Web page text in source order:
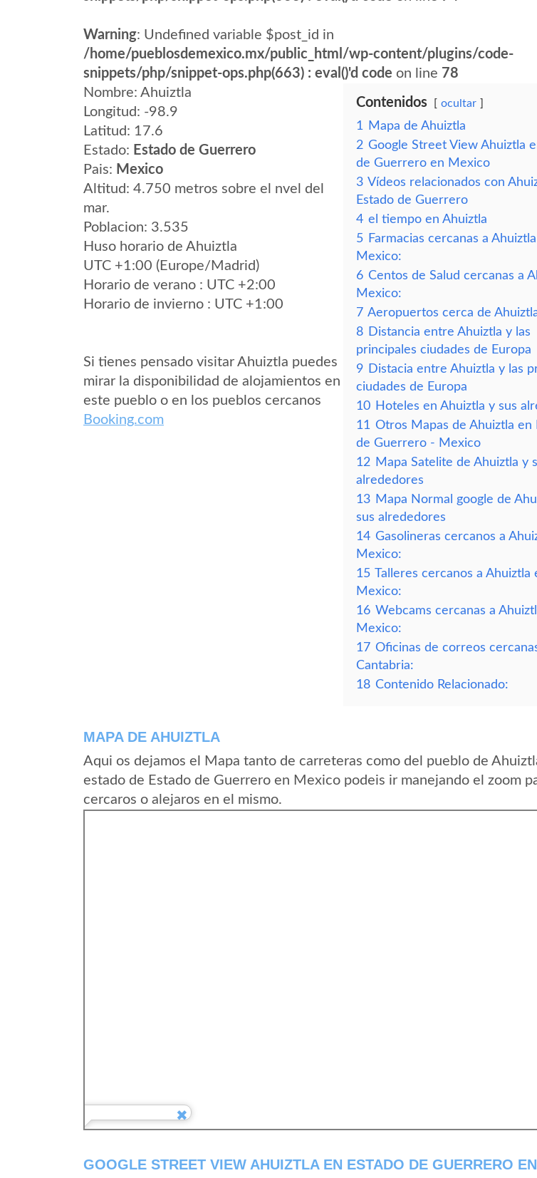
Warning: Undefined variable $post_id in
/home/pueblosdemexico.mx/public_html/wp-content/plugins/code-
snippets/php/snippet-ops.php(663) : eval()'d code on line 78
Nombre: Ahuiztla
Longitud: -98.9
Latitud: 17.6
Estado: Estado de Guerrero
Pais: Mexico
Altitud: 4.750 metros sobre el nvel del
mar.
Poblacion: 3.535
Huso horario de Ahuiztla
UTC +1:00 (Europe/Madrid)
Horario de verano : UTC +2:00
Horario de invierno : UTC +1:00
Si tienes pensado visitar Ahuiztla puedes
mirar la disponibilidad de alojamientos en
este pueblo o en los pueblos cercanos
Booking.com
Contenidos ocultar
1
Mapa de Ahuiztla
2 Google Street View Ahuiztla
de Guerrero en Mexico
3 Vídeos relacionados con
Estado de Guerrero
4 el tiempo en Ahuiztla
5 Farmacias cercanas a
Mexico:
6 Centos de Salud cercanas a
Mexico:
7 Aeropuertos cerca de
8 Distancia entre Ahuiztla y las
principales ciudades de Europa
9 Distacia entre Ahuiztla y las
ciudades de Europa
10 Hoteles en Ahuiztla y sus
11 Otros Mapas de Ahuiztla en
de Guerrero - Mexico
12 Mapa Satelite de Ahuiztla y
alrededores
13 Mapa Normal google de
sus alrededores
14 Gasolineras cercanos a
Mexico:
15 Talleres cercanos a Ahuiztla
Mexico:
16 Webcams cercanas a
Mexico:
17 Oficinas de correos
Cantabria:
18 Contenido Relacionado:
MAPA DE AHUIZTLA
Aqui os dejamos el Mapa tanto de carreteras como del pueblo de
estado de Estado de Guerrero en Mexico podeis ir manejando el zoom
cercaros o alejaros en el mismo.
GOOGLE STREET VIEW AHUIZTLA EN ESTADO DE GUERRERO